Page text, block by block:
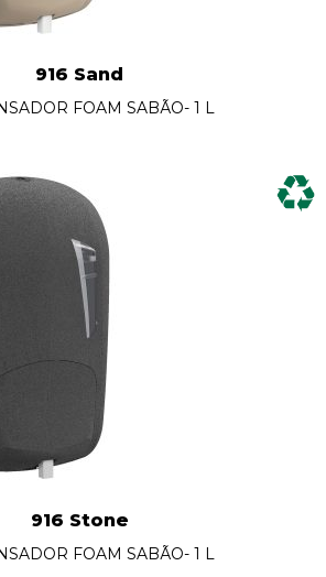
916 Sand
FOAM SABÃO- 1 L
916 Stone
FOAM SABÃO- 1 L